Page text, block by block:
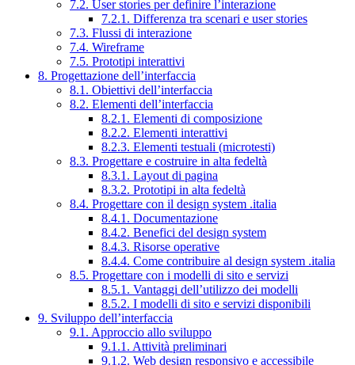
7.2. User stories per definire l’interazione
7.2.1. Differenza tra scenari e user stories
7.3. Flussi di interazione
7.4. Wireframe
7.5. Prototipi interattivi
8. Progettazione dell’interfaccia
8.1. Obiettivi dell’interfaccia
8.2. Elementi dell’interfaccia
8.2.1. Elementi di composizione
8.2.2. Elementi interattivi
8.2.3. Elementi testuali (microtesti)
8.3. Progettare e costruire in alta fedeltà
8.3.1. Layout di pagina
8.3.2. Prototipi in alta fedeltà
8.4. Progettare con il design system .italia
8.4.1. Documentazione
8.4.2. Benefici del design system
8.4.3. Risorse operative
8.4.4. Come contribuire al design system .italia
8.5. Progettare con i modelli di sito e servizi
8.5.1. Vantaggi dell’utilizzo dei modelli
8.5.2. I modelli di sito e servizi disponibili
9. Sviluppo dell’interfaccia
9.1. Approccio allo sviluppo
9.1.1. Attività preliminari
9.1.2. Web design responsivo e accessibile